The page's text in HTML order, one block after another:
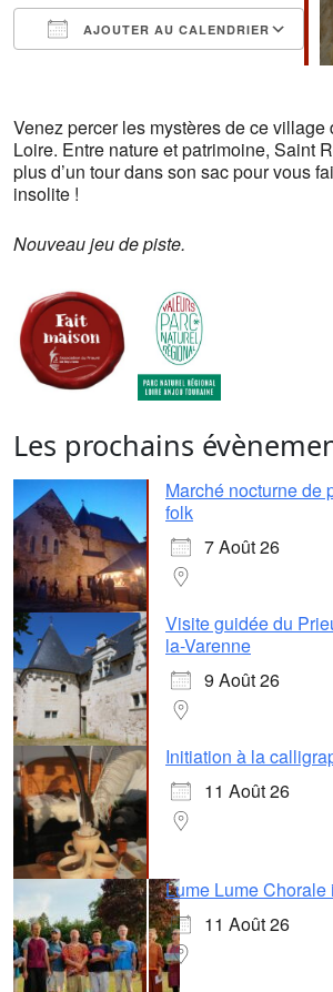
AJOUTER AU CALENDRIER
Venez percer les mystères de ce village
Loire. Entre nature et patrimoine, Saint
plus d’un tour dans son sac pour vous
insolite !
Nouveau jeu de piste.
Les prochains
Marché nocturne de
folk
7 Août 26
Visite guidée du
la-Varenne
9 Août 26
Initiation à la
11 Août 26
Lume Lume Chorale
11 Août 26